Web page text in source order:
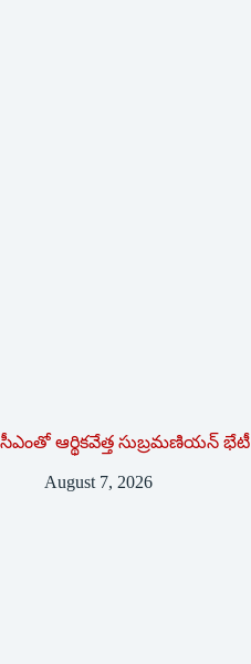
సీఎంతో ఆర్థికవేత్త సుబ్రమణియన్ భేటీ
August 7, 2026